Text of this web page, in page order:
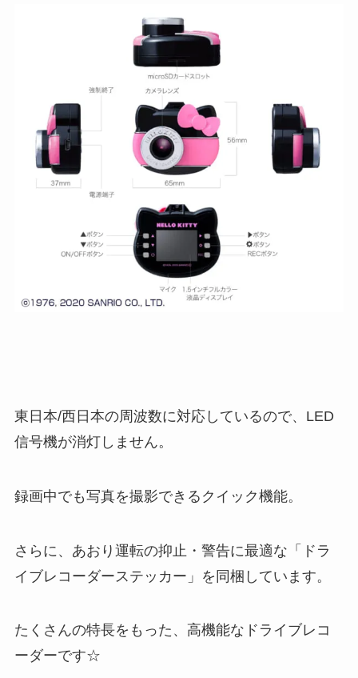
東日本/西日本の周波数に対応しているので、LED
信号機が消灯しません。
録画中でも写真を撮影できるクイック機能。
さらに、あおり運転の抑止・警告に最適な「ドラ
イブレコーダーステッカー」を同梱しています。
たくさんの特長をもった、高機能なドライブレコ
ーダーです☆